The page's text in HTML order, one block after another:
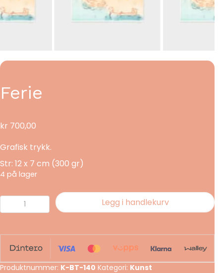
Ferie
kr 700,00
Grafisk trykk.
Str: 12 x 7 cm (300 gr)
4 på lager
Ferie
antall
Legg i handlekurv
Produktnummer: K-BT-140 Kategori: Kunst